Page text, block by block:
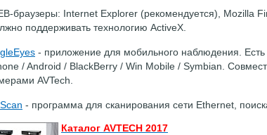
браузеры: Internet Explorer (рекомендуется), Mozilla
поддерживать технологию ActiveX.
- приложение для мобильного наблюдения.
/ Android / BlackBerry / Win Mobile / Symbian.
AVTech.
- программа для сканирования сети Ethernet,
Каталог AVTECH 2017